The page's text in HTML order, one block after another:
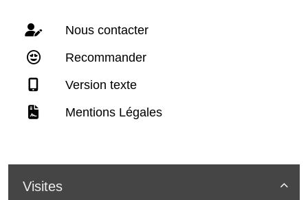
Nous contacter
Recommander
Version texte
Mentions Légales

Visites